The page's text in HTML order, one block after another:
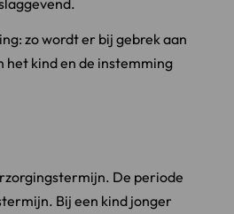
zo wordt er bij gebrek aan
het kind en de instemming
De periode
Bij een kind jonger